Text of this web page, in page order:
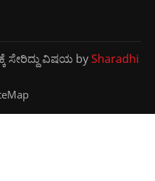
ಸೇರಿದ್ದು ವಿಷಯ bySharadhi